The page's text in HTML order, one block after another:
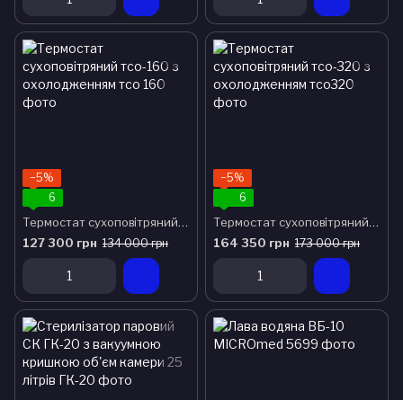
−5%
6
Термостат сухоповітряний тсо-160 з охолодженням
127 300 грн 134 000 грн
−5%
6
Термостат сухоповітряний тсо-320 з охолодженням
164 350 грн 173 000 грн